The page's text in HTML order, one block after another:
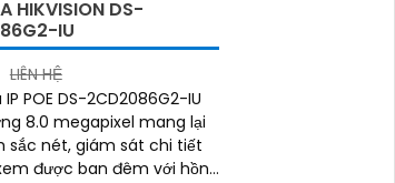
HIKVISION DS-
IU
LIÊN HỆ
POE DS-2CD2086G2-IU
8.0 megapixel mang lại
sắc nét, giám sát chi tiết
được ban đêm với hồng